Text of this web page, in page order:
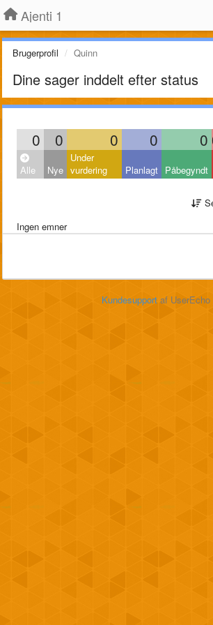
Ajenti 1
Brugerprofil Quinn
Dine sager inddelt efter status
0 0 0 0 0
Alle Nye
Under
vurdering
Planlagt Påbegyndt
Ingen emner
Kundesupport af UserEcho